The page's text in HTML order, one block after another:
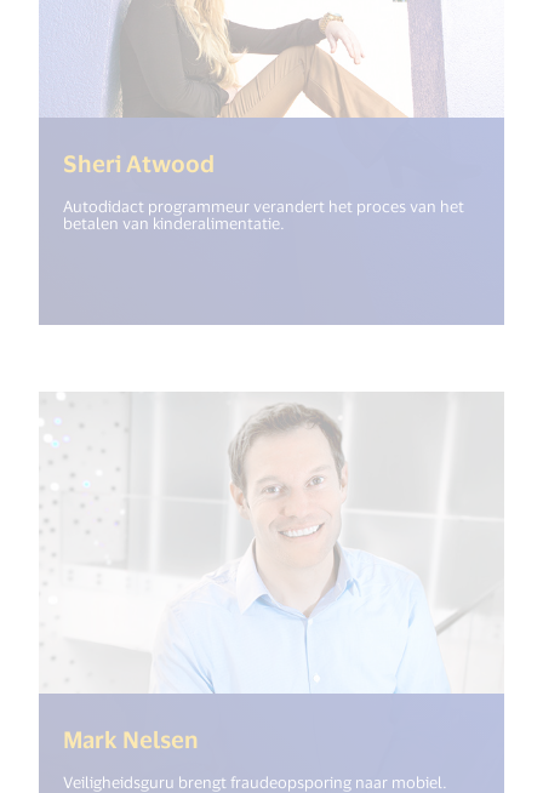
Sheri Atwood
Autodidact programmeur verandert het proces van het
betalen van kinderalimentatie.
Mark Nelsen
Veiligheidsguru brengt fraudeopsporing naar mobiel.